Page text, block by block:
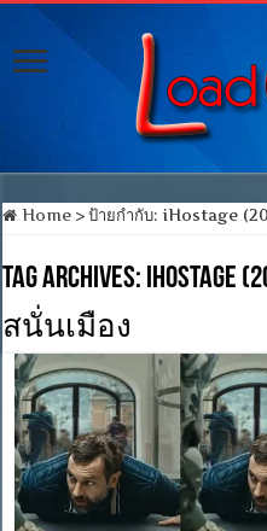
Home > ป้ายกำกับ:iHostage
Tag Archives: iHostage
สนั่นเมือง